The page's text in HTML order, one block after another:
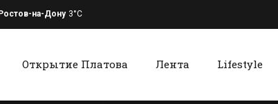
на-Дону 3°C
Открытие Платова Лента Lifestyle